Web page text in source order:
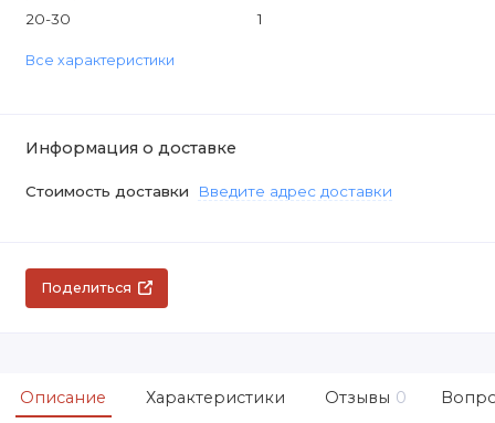
20-30 1
Все характеристики
Информация о доставке
Стоимость доставки Введите адрес доставки
Поделиться
Описание Характеристики Отзывы 0